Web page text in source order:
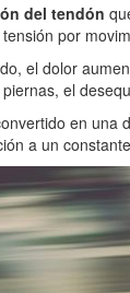
del tendón
por
el dolor
el
en
a un